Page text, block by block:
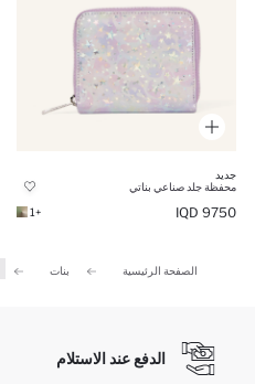
جديد
محفظة جلد صناعي بناتي
9750 IQD
+1
الصفحة الرئيسية بنات
الدفع عند الاستلام